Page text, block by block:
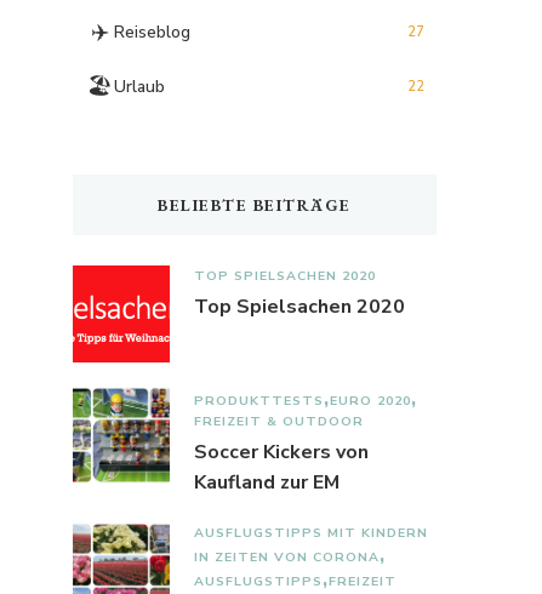
✈️ Reiseblog 27
🏖️Urlaub 22
BELIEBTE BEITRÄGE
TOP SPIELSACHEN 2020
Top Spielsachen 2020
PRODUKTTESTS EURO 2020
FREIZEIT & OUTDOOR
Soccer Kickers von
Kaufland zur EM
AUSFLUGSTIPPS MIT KINDERN
IN ZEITEN VON CORONA
AUSFLUGSTIPPS FREIZEIT